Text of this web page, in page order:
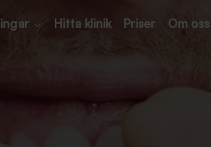
Hitta klinik Priser Om oss